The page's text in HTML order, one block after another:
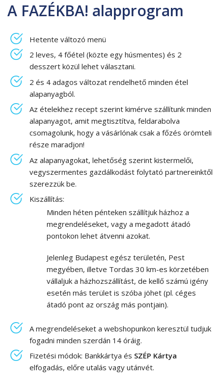
A FAZÉKBA! alapprogram
Hetente változó menü
2 leves, 4 főétel (közte egy húsmentes) és 2
desszert közül lehet választani.
2 és 4 adagos változat rendelhető minden étel
alapanyagból.
Az ételekhez recept szerint kimérve szállítunk minden
alapanyagot, amit megtisztítva, feldarabolva
csomagolunk, hogy a vásárlónak csak a főzés örömteli
része maradjon!
Az alapanyagokat, lehetőség szerint kistermelői,
vegyszermentes gazdálkodást folytató partnereinktől
szerezzük be.
Kiszállítás:
Minden héten pénteken szállítjuk házhoz a
megrendeléseket, vagy a megadott átadó
pontokon lehet átvenni azokat.
Jelenleg Budapest egész területén, Pest
megyében, illetve Tordas 30 km-es körzetében
vállaljuk a házhozszállítást, de kellő számú igény
esetén más terület is szóba jöhet (pl. céges
átadó pont az ország más pontjain).
A megrendeléseket a webshopunkon keresztül tudjuk
fogadni minden szerdán 14 óráig.
Fizetési módok: Bankkártya és SZÉP Kártya
elfogadás, előre utalás vagy utánvét.